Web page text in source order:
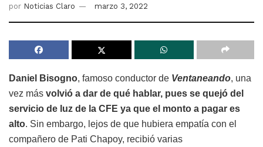
por Noticias Claro marzo 3, 2022
Daniel Bisogno, famoso conductor de Ventaneando, una
vez más volvió a dar de qué hablar, pues se quejó del
servicio de luz de la CFE ya que el monto a pagar es
alto. Sin embargo, lejos de que hubiera empatía con el
compañero de Pati Chapoy, recibió varias